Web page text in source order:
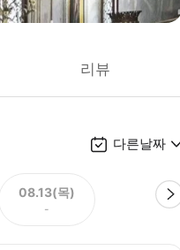
리뷰
다른날짜
08.13(목)
-